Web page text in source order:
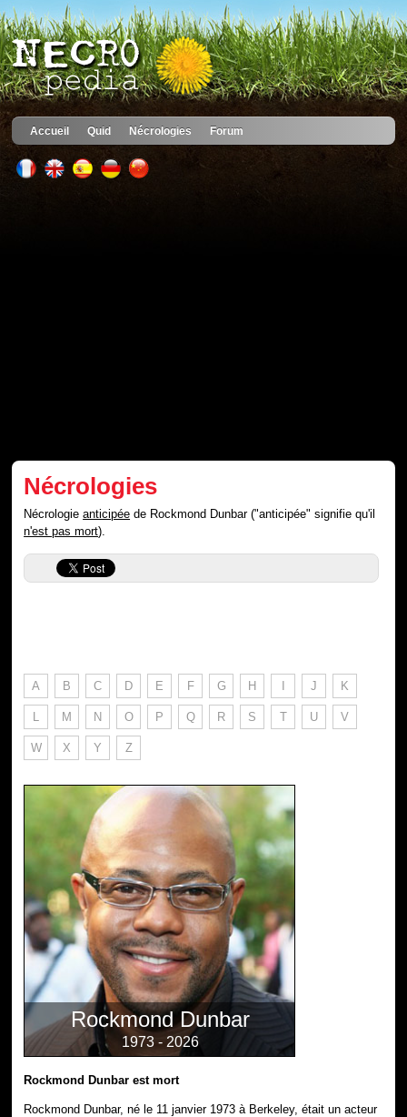
Accueil Quid Nécrologies Forum
Nécrologies
Nécrologieanticipée de Rockmond Dunbar ("anticipée" signifie qu'il
n'est pas mort).
A B C D E F G H I J K
L M N O P Q R S T U V
W X Y Z
Rockmond Dunbar
1973 - 2026
Rockmond Dunbar est mort
Rockmond Dunbar, né le 11 janvier 1973 à Berkeley, était un acteur